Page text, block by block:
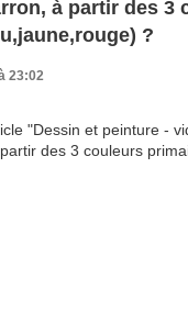
à partir des 3
?
23:02